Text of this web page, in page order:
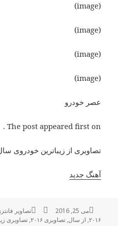
(image)
(image)
(image)
(image)
عصر خودرو
The post appeared first on .
تصاویری از زیباترین خودروی سال
آهنگ جدید
ارسال
شده
می 25, 2016 نویسندهدسته‌ها
تصاویر
۲۰۱۶,از سال,تصاویری ۲۰۱۶ ,تصاویری